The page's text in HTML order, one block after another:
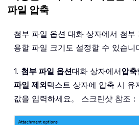
파일 압축
첨부 파일 옵션 대화 상자에서 첨부
용할 파일 크기도 설정할 수 있습니
1. 첨부 파일 옵션대화 상자에서압축
파일 제외텍스트 상자에 압축 시 유
값을 입력하세요。 스크린샷 참조：